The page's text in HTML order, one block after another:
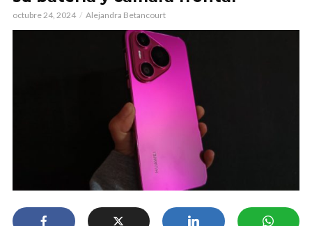
octubre 24, 2024 Alejandra Betancourt